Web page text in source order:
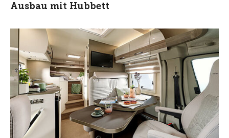
Ausbau mit Hubbett